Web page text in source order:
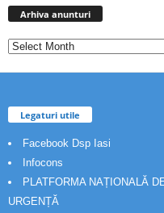
Arhiva anunturi
Legaturi utile
Facebook Dsp Iasi
Infocons
PLATFORMA NAȚIONALĂ
URGENȚĂ